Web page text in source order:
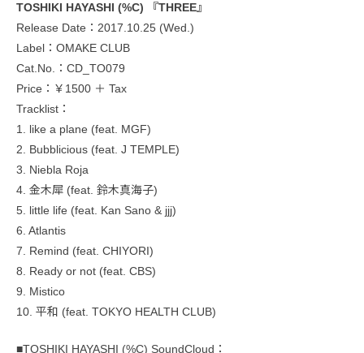
TOSHIKI HAYASHI (%C) 『THREE』
Release Date：2017.10.25 (Wed.)
Label：OMAKE CLUB
Cat.No.：CD_TO079
Price：￥1500 ＋ Tax
Tracklist：
1. like a plane (feat. MGF)
2. Bubblicious (feat. J TEMPLE)
3. Niebla Roja
4. 金木犀 (feat. 鈴木真海子)
5. little life (feat. Kan Sano & jjj)
6. Atlantis
7. Remind (feat. CHIYORI)
8. Ready or not (feat. CBS)
9. Mistico
10. 平和 (feat. TOKYO HEALTH CLUB)
■TOSHIKI HAYASHI (%C) SoundCloud：